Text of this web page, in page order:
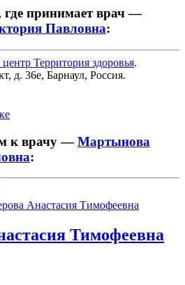
где принимает врач —
Павловна:
Территория здоровья.
д. 36е, Барнаул, Россия.
к врачу —Мартынова
:
Тимофеевна